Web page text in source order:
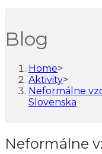
Blog
Home>
Aktivity>
Neformálne
Slovenska
Neformálne